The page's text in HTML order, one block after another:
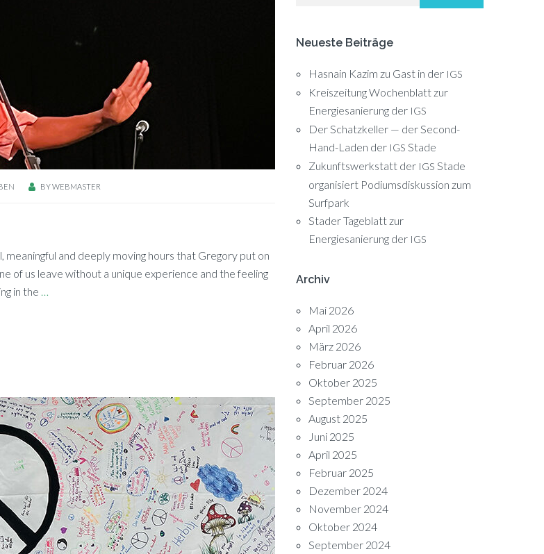
BYWEBMASTER
and deep­ly mo­ving hours that Gre­go­ry put on
of us lea­ve wi­t­hout a uni­que ex­pe­ri­ence and the fee­ling
in the …
Neueste Beiträge
Hasnain Kazim zu Gast in der IGS
Kreiszeitung Wochenblatt zur
Energiesanierung der IGS
Der Schatzkeller — der Second-
Hand-Laden der IGS Stade
Zukunftswerkstatt der IGS Stade
organisiert Podiumsdiskussion zum
Surfpark
Stader Tageblatt zur
Energiesanierung der IGS
Archiv
Mai 2026
April 2026
März 2026
Februar 2026
Oktober 2025
September 2025
August 2025
Juni 2025
April 2025
Februar 2025
Dezember 2024
November 2024
Oktober 2024
September 2024